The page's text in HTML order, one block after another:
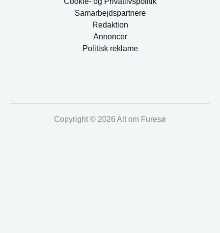
Samarbejdspartnere
Redaktion
Annoncer
Politisk reklame
Copyright © 2026 Alt om Furesø